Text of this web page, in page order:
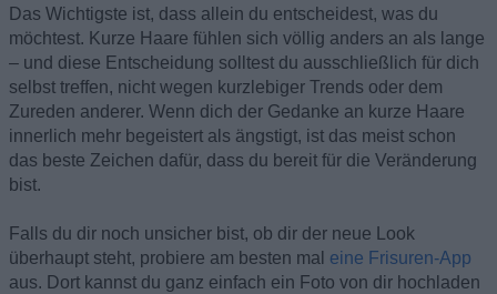
Das Wichtigste ist, dass allein du entscheidest, was du
möchtest. Kurze Haare fühlen sich völlig anders an als lange
– und diese Entscheidung solltest du ausschließlich für dich
selbst treffen, nicht wegen kurzlebiger Trends oder dem
Zureden anderer. Wenn dich der Gedanke an kurze Haare
innerlich mehr begeistert als ängstigt, ist das meist schon
das beste Zeichen dafür, dass du bereit für die Veränderung
bist.
Falls du dir noch unsicher bist, ob dir der neue Look
überhaupt steht, probiere am besten mal eine Frisuren-App
aus. Dort kannst du ganz einfach ein Foto von dir hochladen